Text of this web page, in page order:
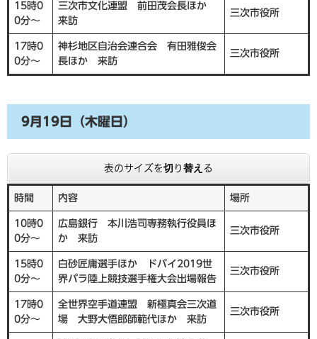
15時0
0分～
三次市文化連盟 前田茂会長ほか
来訪
三次市役所
17時0
0分～
神杉地区自治会連合会 有田雅俊会
長ほか 来訪
三次市役所
9月19日（木曜日）
表のサイズを切り替える
時間 内容 場所
10時0
0分～
広島銀行 本川浩司専務執行役員ほ
か 来訪
三次市役所
15時0
0分～
白砂匠庸選手ほか ドバイ2019世
界パラ陸上競技選手権大会出場報告
三次市役所
17時0
0分～
全世界空手道連盟 新極真会三次道
場 大野大悟郎師範代ほか 来訪
三次市役所